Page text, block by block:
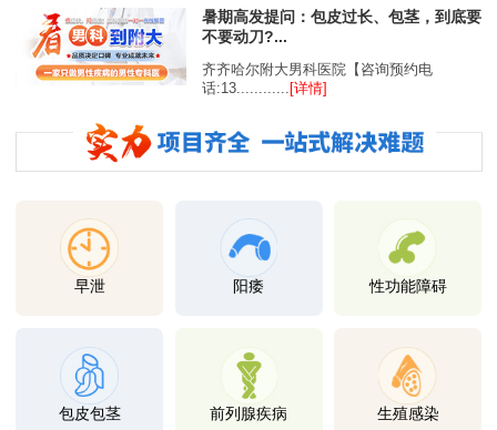
暑期高发提问：包皮过长、包茎，到底要
不要动刀?...
齐齐哈尔附大男科医院【咨询预约电
话:13............
[详情]
早泄 阳痿 性功能障碍
包皮包茎 前列腺疾病 生殖感染